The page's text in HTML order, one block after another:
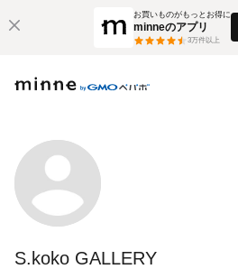
お買いものがもっとお得に
minneのアプリ
3万件以上
S.koko GALLERY